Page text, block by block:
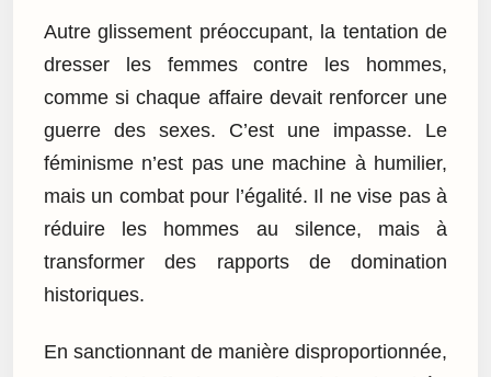
Autre glissement préoccupant, la tentation de
dresser les femmes contre les hommes,
comme si chaque affaire devait renforcer une
guerre des sexes. C’est une impasse. Le
féminisme n’est pas une machine à humilier,
mais un combat pour l’égalité. Il ne vise pas à
réduire les hommes au silence, mais à
transformer des rapports de domination
historiques.
En sanctionnant de manière disproportionnée,